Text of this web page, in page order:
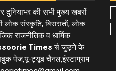
दुनियाभर की सभी मुख्य खबरों
लोक संस्कृति, विरासतों, लोक
राजनीतिक व धार्मिक
Times से जुड़ने के
पेज,यू-ट्यूब चैनल,इंस्टाग्राम